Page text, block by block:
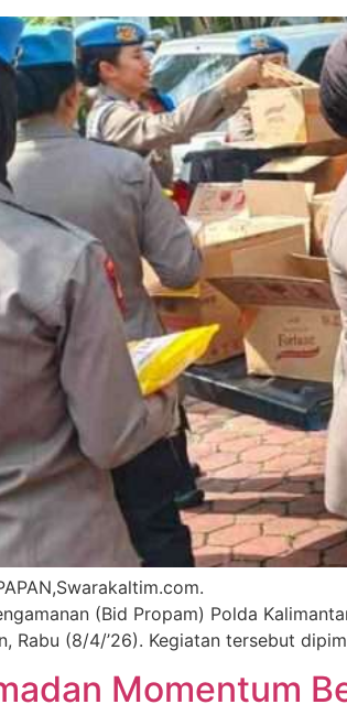
(Bid Propam) Polda
Rabu (8/4/’26). Kegiatan tersebut
Momentum